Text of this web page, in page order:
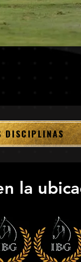
DISCIPLINAS
la